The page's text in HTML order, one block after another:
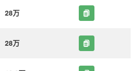
28万
28万